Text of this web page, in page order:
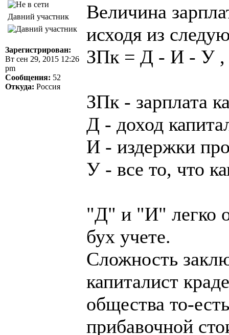
Давний участник
Зарегистрирован:
Вт сен 29, 2015 12:26
pm
Сообщения: 52
Откуда: Россия
Величина
исходя из
ЗПк = Д - И - У ,
ЗПк - зарплата
Д - доход
И - издержки
У - все то, что
"Д" и "И" легко
бух учете.
Сложность
капиталист
общества то-
прибавочной